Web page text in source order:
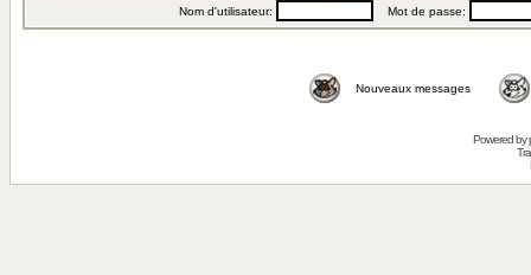
Nom d'utilisateur: Mot de passe:
Nouveaux messages
Powered by